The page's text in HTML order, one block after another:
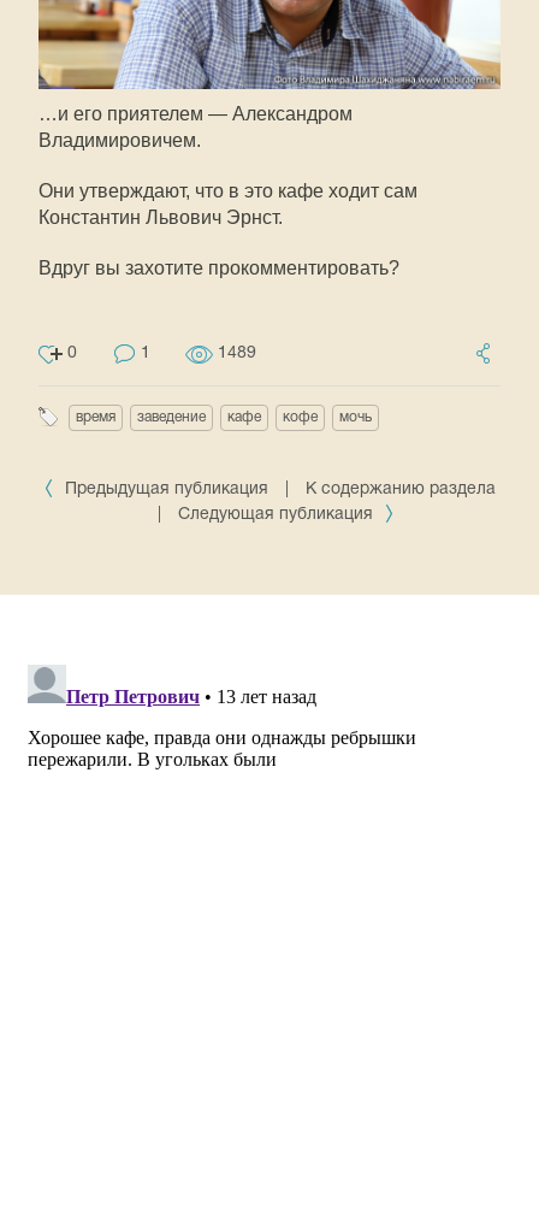
…и его приятелем — Александром
Владимировичем.
Они утверждают, что в это кафе ходит сам
Константин Львович Эрнст.
Вдруг вы захотите прокомментировать?
0 1 1489
время заведение кафе кофе мочь
Предыдущая публикация
К содержанию раздела
Следующая публикация